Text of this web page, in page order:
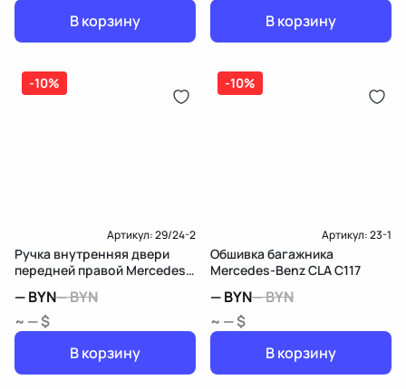
В корзину
В корзину
-10%
Артикул:29/24-2
Ручка внутренняя двери
передней правой Mercedes-
—BYN—BYN
~ — $
В корзину
-10%
Артикул:23-1
Обшивка багажника
Mercedes-Benz CLA C117
—BYN—BYN
~ — $
В корзину